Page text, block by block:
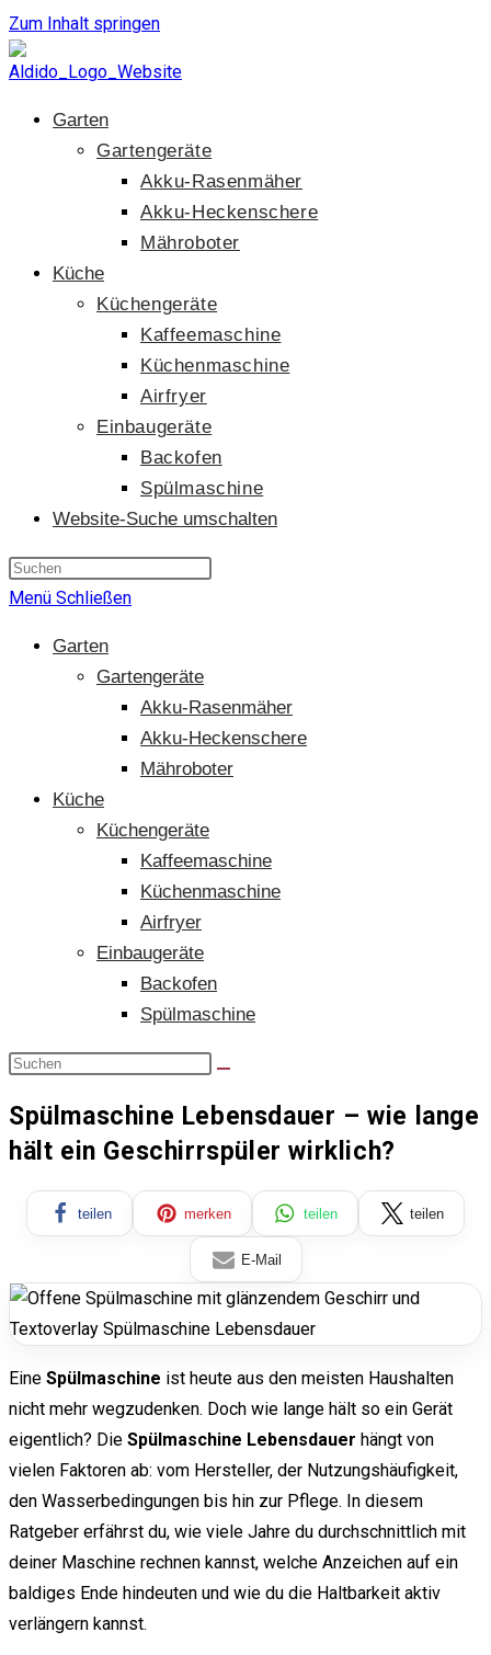
Zum Inhalt springen
Garten
Gartengeräte
Akku-Rasenmäher
Akku-Heckenschere
Mähroboter
Küche
Küchengeräte
Kaffeemaschine
Küchenmaschine
Airfryer
Einbaugeräte
Backofen
Spülmaschine
Website-Suche umschalten
Menü Schließen
Garten
Gartengeräte
Akku-Rasenmäher
Akku-Heckenschere
Mähroboter
Küche
Küchengeräte
Kaffeemaschine
Küchenmaschine
Airfryer
Einbaugeräte
Backofen
Spülmaschine
Spülmaschine Lebensdauer – wie lange
hält ein Geschirrspüler wirklich?
teilen merken teilen teilen
E-Mail
Eine Spülmaschine ist heute aus den meisten Haushalten
nicht mehr wegzudenken. Doch wie lange hält so ein Gerät
eigentlich? Die Spülmaschine Lebensdauer hängt von
vielen Faktoren ab: vom Hersteller, der Nutzungshäufigkeit,
den Wasserbedingungen bis hin zur Pflege. In diesem
Ratgeber erfährst du, wie viele Jahre du durchschnittlich mit
deiner Maschine rechnen kannst, welche Anzeichen auf ein
baldiges Ende hindeuten und wie du die Haltbarkeit aktiv
verlängern kannst.